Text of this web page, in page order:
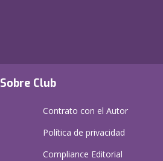
Sobre Club
Contrato con el Autor
Política de privacidad
Compliance Editorial